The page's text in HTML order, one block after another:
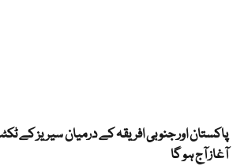
پاکستان اور جنوبی افریقہ کے درمیان سیریز کے
آغاز آج ہو گا